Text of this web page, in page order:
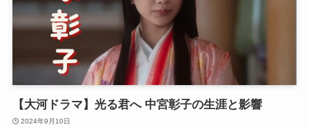
【大河ドラマ】光る君へ 中宮彰子の生涯と影響
2024年9月10日